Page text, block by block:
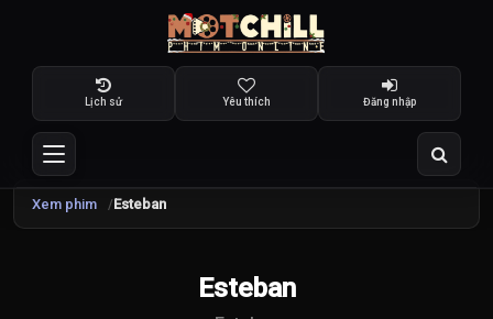
Lịch sử Yêu thích Đăng nhập
Xem phim Esteban
Esteban